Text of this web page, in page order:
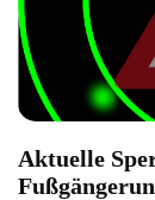
Aktuelle